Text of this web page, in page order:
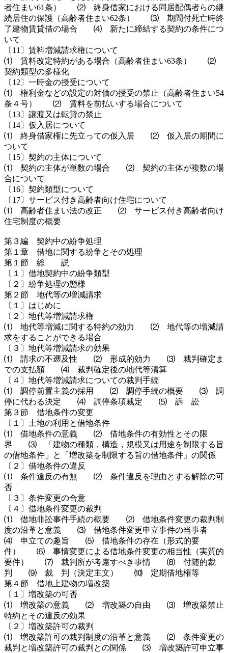
者住まい61条） ⑵ 終身借家における同居配偶者らの継
続居住の保護（高齢者住まい62条） ⑶ 期間付死亡時終
了建物賃貸借の場合 ⑷ 新たに締結する契約の条件につ
いて
〔11〕賃料増減請求権について
⑴ 賃料改定特約がある場合（高齢者住まい63条） ⑵
契約類型の多様化
〔12〕一時金の授受について
⑴ 権利金などの設定の対価の授受の禁止（高齢者住まい54
条４号） ⑵ 賃料を前払いする場合について
〔13〕譲渡又は転貸の禁止
〔14〕仮入居について
⑴ 終身借家権に先立っての仮入居 ⑵ 仮入居の期間に
ついて
〔15〕契約の主体について
⑴ 契約の主体が単数の場合 ⑵ 契約の主体が複数の場
合について
〔16〕契約類型について
〔17〕サービス付き高齢者向け住宅について
⑴ 高齢者住まい法の改正 ⑵ サービス付き高齢者向け
住宅制度の概要
第３編 契約中の紛争処理
第１章 借地に関する紛争とその処理
第１節 総 説
〔１〕借地契約中の紛争類型
〔２〕紛争処理の態様
第２節 地代等の増減請求
〔１〕はじめに
〔２〕地代等増減請求権
⑴ 地代等増減に関する特約の効力 ⑵ 地代等の増減請
求をすることができる場合
〔３〕地代等増減請求の効果
⑴ 請求の不遡及性 ⑵ 形成的効力 ⑶ 裁判確定ま
での支払額 ⑷ 裁判確定後の地代等清算
〔４〕地代等増減請求についての裁判手続
⑴ 調停前置主義の採用 ⑵ 調停手続の概要 ⑶ 調
停に代わる決定 ⑷ 調停条項裁定 ⑸ 訴 訟
第３節 借地条件の変更
〔１〕土地の利用と借地条件
⑴ 借地条件の意義 ⑵ 借地条件の有効性とその限
界 ⑶ 「建物の種類，構造，規模又は用途を制限する旨
の借地条件」と「増改築を制限する旨の借地条件」の関係
〔２〕借地条件の違反
⑴ 条件違反の有無 ⑵ 条件違反を理由とする解除の可
否
〔３〕条件変更の合意
〔４〕借地条件変更の裁判
⑴ 借地非訟事件手続の概要 ⑵ 借地条件変更の裁判制
度の沿革と意義 ⑶ 借地条件変更申立事件の当事者
⑷ 申立ての趣旨 ⑸ 借地条件の存在（形式的要
件） ⑹ 事情変更による借地条件変更の相当性（実質的
要件） ⑺ 裁判所が考慮すべき事情 ⑻ 付随的裁
判 ⑼ 裁 判（決定主文） ⑽ 定期借地権等
第４節 借地上建物の増改築
〔１〕増改築の可否
⑴ 増改築の意義 ⑵ 増改築の自由 ⑶ 増改築禁止
特約とその違反の効果
〔２〕増改築許可の裁判
⑴ 増改築許可の裁判制度の沿革と意義 ⑵ 条件変更の
裁判と増改築許可の裁判との関係 ⑶ 増改築許可申立事